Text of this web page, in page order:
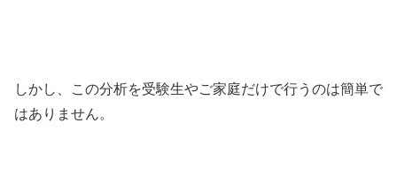
しかし、この分析を受験生やご家庭だけで行うのは簡単で
はありません。